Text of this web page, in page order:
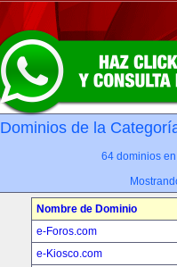
Dominios de la
64 dominios
Nombre de Dominio
e-Foros.com
e-Kiosco.com